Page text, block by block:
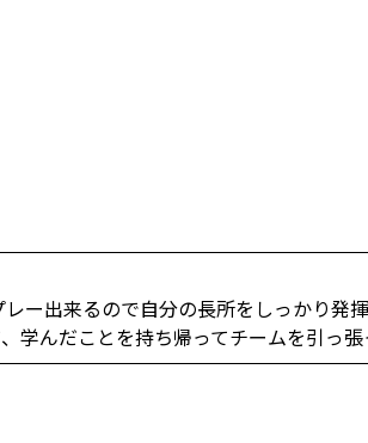
ー出来るので自分の長所をしっかり発
学んだことを持ち帰ってチームを引っ張